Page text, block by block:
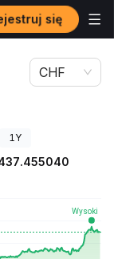
się
• Robinhood
CHF
1Y